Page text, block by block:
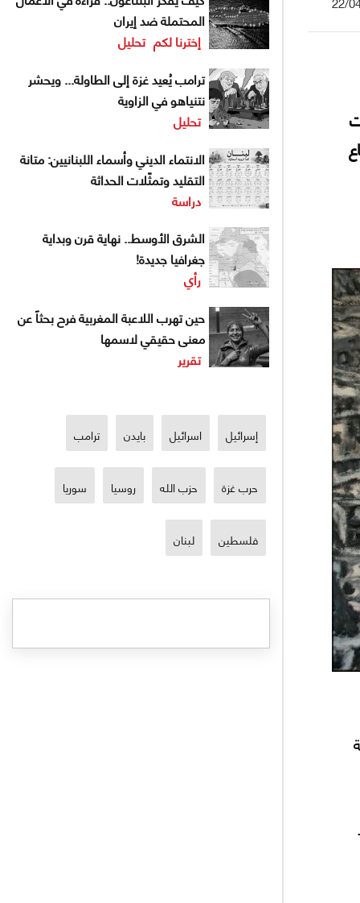
المحتملة ضد إيران
إخترنا لكم تحليل
ترامب يُعيد غزة إلى الطاولة... ويحشر
نتنياهو في الزاوية
تحليل
الانتماء الديني وأسماء اللبنانيين: متانة
التقليد وتمثّلات الحداثة
دراسة
الشرق الأوسط.. نهاية قرن وبداية
جغرافيا جديدة!
رأي
حين تهرب اللاعبة المغربية فرح بحثاً عن
معنى حقيقي لاسمها
تقرير
إسرائيل اسرائيل بايدن ترامب
حرب غزة حزب الله روسيا سوريا
فلسطين لبنان